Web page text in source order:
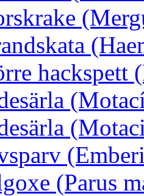
hackspett
(Parus